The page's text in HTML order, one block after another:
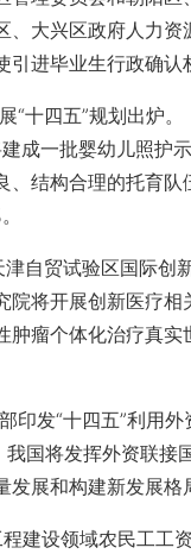
、大兴区政府人力资
进毕业生行政确认
四五”规划出炉。
成一批婴幼儿照护
、结构合理的托育队
自贸试验区国际创
院将开展创新医疗相
肿瘤个体化治疗真实
发“十四五”利用外
我国将发挥外资联接
展和构建新发展格
设领域农民工工